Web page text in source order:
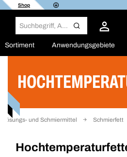
Shop
Sortiment Anwendungsgebiete
Lösungs- und Schmiermittel Schmierfett
Filter